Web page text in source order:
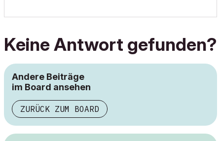
Keine Antwort gefunden?
Andere Beiträge
im Board ansehen
ZURÜCK ZUM BOARD